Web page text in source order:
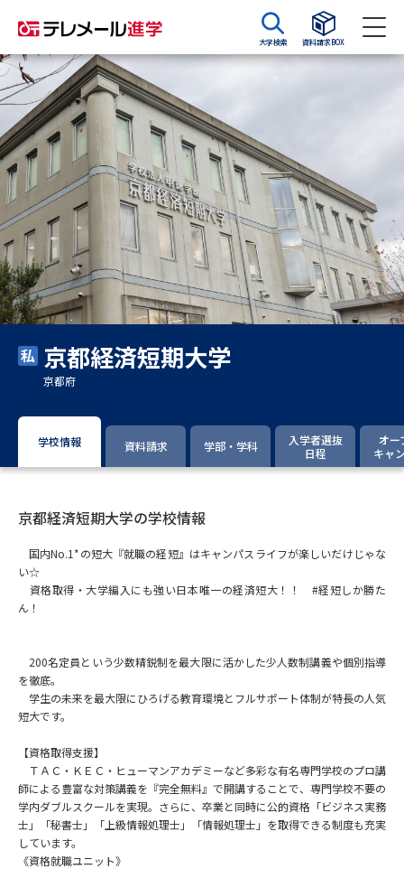
大学検索 資料請求BOX
資料請求
大学・短大の資料種類から請求
大学パンフ 学部・学科パンフ
総合型選抜・学校推薦型選抜 募
集要項＆願書
大学入学共通テスト利用選抜の
募集要項＆願書
過去問題集
大学・短大以外の資料から請求
留学・進学関連、塾・予備校
大学入学共通テスト「受験案
内」の請求
配慮案内」の請求
幼稚園教員資格認定試験 小学校教員資格認定試験
高等学校（情報）教員資格認定
試験
大学で学べる内容や特徴を調べる
新増設大学・学部・学科特集
国際・グローバルに強い大学特
集
データサイエンス特集
京都経済短期大学
京都府
学校情報 資料請求 学部・学科
入学者選抜
日程
オー
キャ
京都経済短期大学の学校情報
国内No.1*の短大『就職の経短』はキャンパスライフが楽しいだけじゃな
い☆
資格取得・大学編入にも強い日本唯一の経済短大！！ #経短しか勝た
ん！
200名定員という少数精鋭制を最大限に活かした少人数制講義や個別指導
を徹底。
学生の未来を最大限にひろげる教育環境とフルサポート体制が特長の人気
短大です。
【資格取得支援】
ＴＡＣ・ＫＥＣ・ヒューマンアカデミーなど多彩な有名専門学校のプロ講
師による豊富な対策講義を『完全無料』で開講することで、専門学校不要の
学内ダブルスクールを実現。さらに、卒業と同時に公的資格「ビジネス実務
士」「秘書士」「上級情報処理士」「情報処理士」を取得できる制度も充実
しています。
《資格就職ユニット》